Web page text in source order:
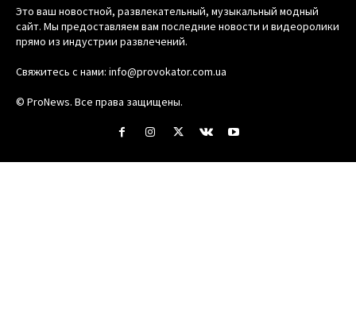
Это ваш новостной, развлекательный, музыкальный модный
сайт. Мы предоставляем вам последние новости и видеоролики
прямо из индустрии развлечений.
Свяжитесь с нами: info@provokator.com.ua
© ProNews. Все права защищены.